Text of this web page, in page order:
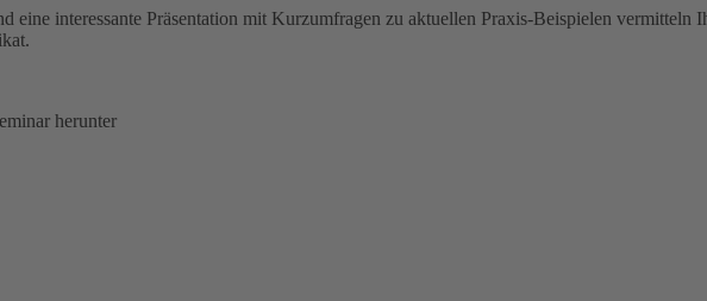
eine interessante Präsentation mit Kurzumfragen zu aktuellen Praxis-Beispielen vermitteln
herunter